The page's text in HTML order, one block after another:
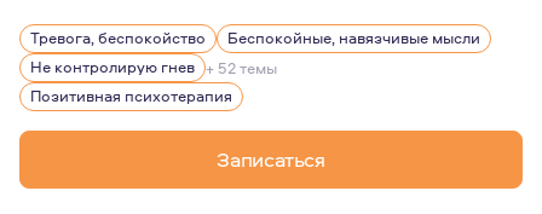
Мне кажется важной мысль, что мы - это не только
Тревога, беспокойство
Беспокойные, навязчивые мысли
Не контролирую гнев + 52 темы
Позитивная психотерапия
Записаться